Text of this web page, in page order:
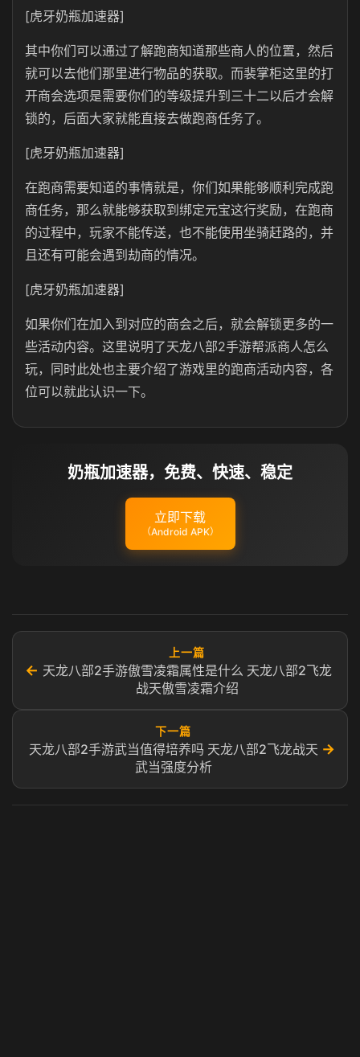
[虎牙奶瓶加速器]
其中你们可以通过了解跑商知道那些商人的位置，然后
就可以去他们那里进行物品的获取。而裴掌柜这里的打
开商会选项是需要你们的等级提升到三十二以后才会解
锁的，后面大家就能直接去做跑商任务了。
[虎牙奶瓶加速器]
在跑商需要知道的事情就是，你们如果能够顺利完成跑
商任务，那么就能够获取到绑定元宝这行奖励，在跑商
的过程中，玩家不能传送，也不能使用坐骑赶路的，并
且还有可能会遇到劫商的情况。
[虎牙奶瓶加速器]
如果你们在加入到对应的商会之后，就会解锁更多的一
些活动内容。这里说明了天龙八部2手游帮派商人怎么
玩，同时此处也主要介绍了游戏里的跑商活动内容，各
位可以就此认识一下。
奶瓶加速器，免费、快速、稳定
立即下载
（Android APK）
←
上一篇
天龙八部2手游傲雪凌霜属性是什么 天龙八部2飞龙
战天傲雪凌霜介绍
下一篇
天龙八部2手游武当值得培养吗 天龙八部2飞龙战天
武当强度分析
→